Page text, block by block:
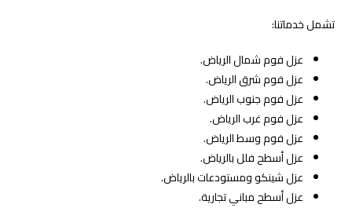
تشمل خدماتنا:
عزل فوم شمال الرياض.
عزل فوم شرق الرياض.
عزل فوم جنوب الرياض.
عزل فوم غرب الرياض.
عزل فوم وسط الرياض.
عزل أسطح فلل بالرياض.
عزل شينكو ومستودعات بالرياض.
عزل أسطح مباني تجارية.